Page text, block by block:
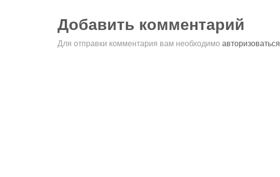
Добавить комментарий
Для отправки комментария вам необходимо авторизоваться